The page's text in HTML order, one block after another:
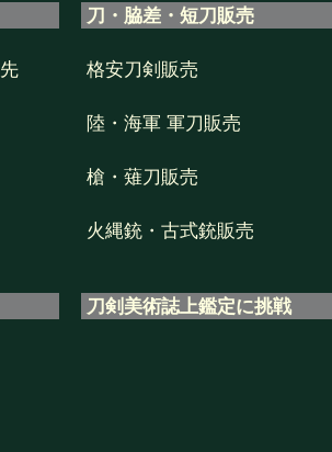
刀・脇差・短刀販売
格安刀剣販売
陸・海軍 軍刀販売
槍・薙刀販売
火縄銃・古式銃販売
刀剣美術誌上鑑定に挑戦